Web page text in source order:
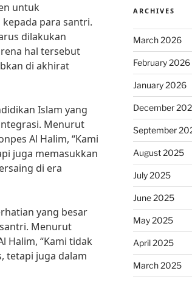
untuk
para santri.
dilakukan
hal tersebut
di akhirat
Islam yang
Menurut
Al Halim, “Kami
juga memasukkan
di era
yang besar
Menurut
Halim, “Kami tidak
tetapi juga dalam
ARCHIVES
March 2026
February 2026
January 2026
December
September
August 2025
July 2025
June 2025
May 2025
April 2025
March 2025